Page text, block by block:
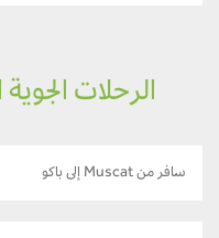
الرحلات الجوية
سافر من Muscat إلى باكو